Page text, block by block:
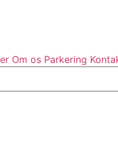
Om os Parkering